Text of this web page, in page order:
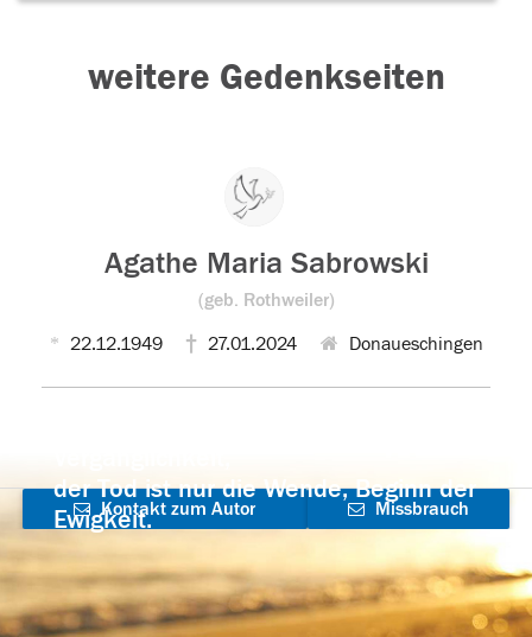
weitere Gedenkseiten
Agathe Maria Sabrowski
(geb. Rothweiler)
22.12.1949 27.01.2024 Donaueschingen
der Tod ist nur die Wende, Beginn der
Ewigkeit.
Kontakt zum Autor
aufnehmen
Missbrauch